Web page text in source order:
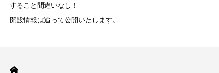
すること間違いなし！
開設情報は追って公開いたします。